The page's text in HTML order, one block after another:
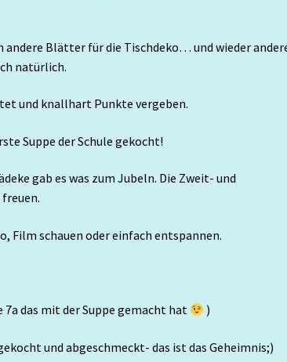
Blätter für die Tischdeko… und wieder
natürlich.
und knallhart Punkte vergeben.
Suppe der Schule gekocht!
gab es was zum Jubeln. Die Zweit- und
Film schauen oder einfach entspannen.
das mit der Suppe gemacht hat )
und abgeschmeckt- das ist das Geheimnis;)